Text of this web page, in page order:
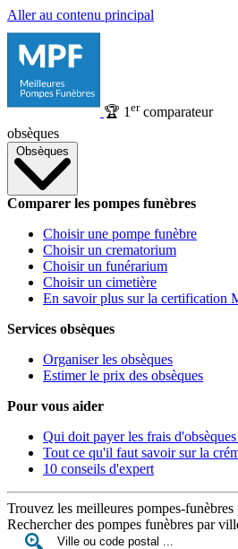
Aller au contenu principal
🏆 1 ercomparateur
obsèques
Obsèques
Comparer les pompes funèbres
Choisir une pompe funèbre
Choisir un crematorium
Choisir un funérarium
Choisir un cimetière
En savoir plus sur la certification
Services obsèques
Organiser les obsèques
Estimer le prix des obsèques
Pour vous aider
Qui doit payer les frais d'obsèques
Tout ce qu'il faut savoir sur la
10 conseils d'expert
Trouvez les meilleures pompes-
Rechercher des pompes funèbres par